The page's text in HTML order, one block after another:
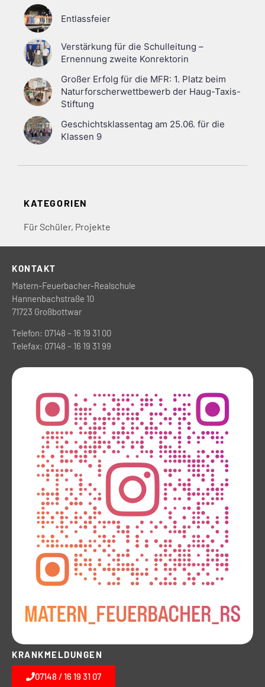
Entlassfeier
Verstärkung für die Schulleitung –
Ernennung zweite Konrektorin
Großer Erfolg für die MFR: 1. Platz beim
Naturforscherwettbewerb der Haug-Taxis-
Stiftung
Geschichtsklassentag am 25.06. für die
Klassen 9
KATEGORIEN
Für Schüler, Projekte
KONTAKT
Matern-Feuerbacher-Realschule
Hannenbachstraße 10
71723 Großbottwar
Telefon: 07148 – 16 19 31 00
Telefax: 07148 – 16 19 31 99
KRANKMELDUNGEN
07148 / 16 19 31 07